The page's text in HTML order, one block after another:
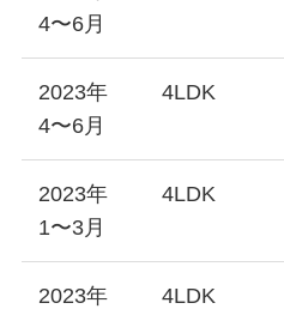
4〜6月
2023年
4〜6月
4LDK
2023年
1〜3月
4LDK
2023年
4LDK